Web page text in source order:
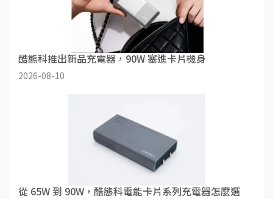
酷態科推出新品充電器，90W 塞進卡片機身
2026-08-10
從 65W 到 90W，酷態科電能卡片系列充電器怎麼選